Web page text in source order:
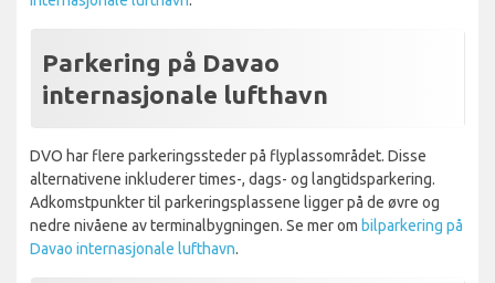
Parkering på Davao
internasjonale lufthavn
DVO har flere parkeringssteder på flyplassområdet. Disse
alternativene inkluderer times-, dags- og langtidsparkering.
Adkomstpunkter til parkeringsplassene ligger på de øvre og
nedre nivåene av terminalbygningen. Se mer om bilparkering på
Davao internasjonale lufthavn.